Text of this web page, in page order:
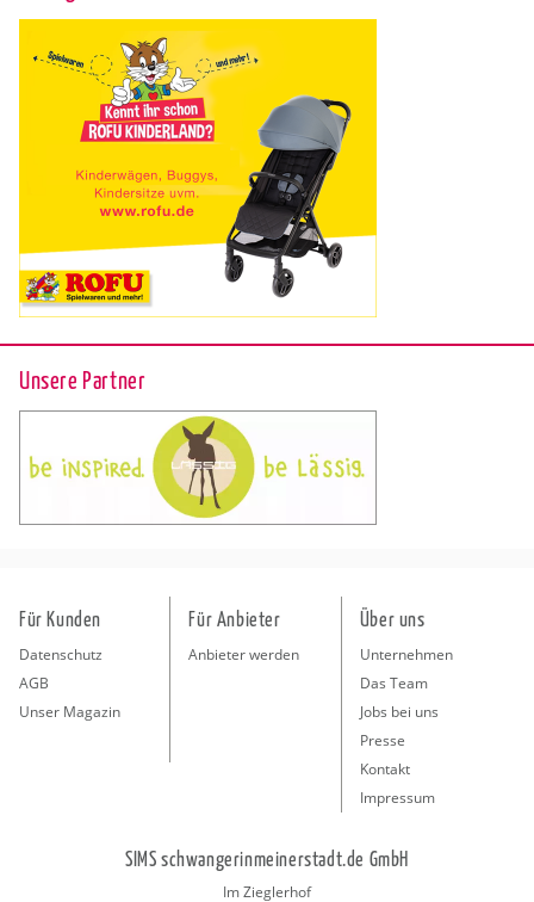
Unsere Partner
Für Kunden
Datenschutz
AGB
Unser Magazin
Für Anbieter
Anbieter werden
Über uns
Unternehmen
Das Team
Jobs bei uns
Presse
Kontakt
Impressum
SIMS schwangerinmeinerstadt.de GmbH
Im Zieglerhof